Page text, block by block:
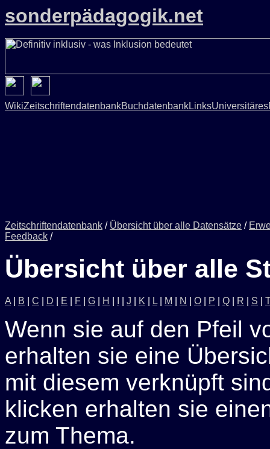
sonderpädagogik.net
WikiZeitschriftendatenbankBuchdatenbankLinksUniversitäres
Zeitschriftendatenbank / Übersicht über alle Datensätze /
Feedback /
Übersicht über alle
A B C D E F G H J K L M N O P Q R S
Wenn sie auf den Pfeil
erhalten sie eine
mit diesem verknüpft
klicken erhalten sie
zum Thema.